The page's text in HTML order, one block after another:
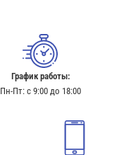
График работы:
Пн-Пт: с 9:00 до 18:00